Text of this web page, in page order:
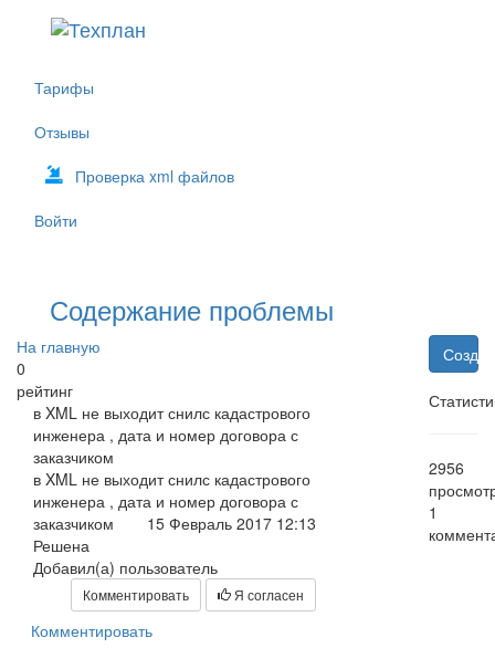
Тарифы
Отзывы
Проверка xml файлов
Войти
Содержание проблемы
На главную
0
рейтинг
в XML не выходит снилс кадастрового
инженера , дата и номер договора с
заказчиком
в XML не выходит снилс кадастрового
инженера , дата и номер договора с
заказчиком
15 Февраль 2017 12:13
Решена
Добавил(а) пользователь
Комментировать Я согласен
Комментировать
2956
1